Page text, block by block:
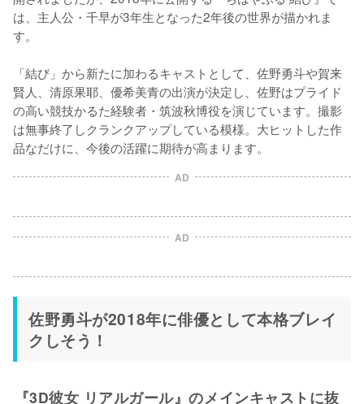
は、主人公・千早が3年生となった2年後の世界が描かれま
す。
「結び」から新たに加わるキャストとして、佐野勇斗や賀来
賢人、清原果耶、優希美青の出演が決定し、佐野はプライド
の高い競技かるた経験者・筑波秋博役を演じています。撮影
は無事終了しクランクアップしている模様。大ヒットした作
品なだけに、今後の活躍に期待が高まります。
AD
AD
佐野勇斗が2018年に俳優として本格ブレイ
クしそう！
『3D彼女 リアルガール』のメインキャストに抜